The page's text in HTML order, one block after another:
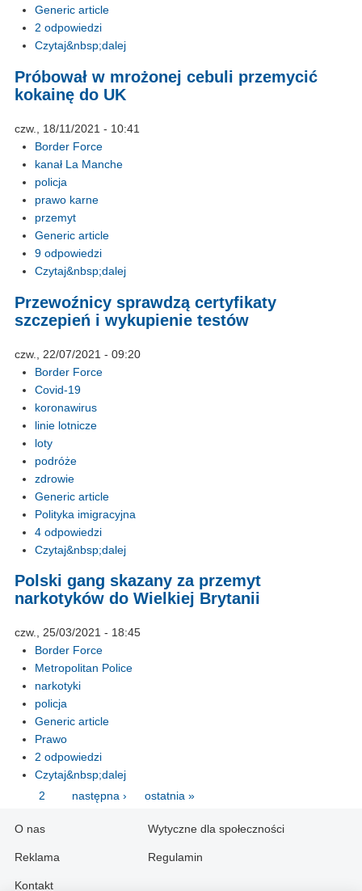
Generic article
2 odpowiedzi
Czytaj&nbsp;dalej
Próbował w mrożonej cebuli przemycić
kokainę do UK
czw., 18/11/2021 - 10:41
Border Force
kanał La Manche
policja
prawo karne
przemyt
Generic article
9 odpowiedzi
Czytaj&nbsp;dalej
Przewoźnicy sprawdzą certyfikaty
szczepień i wykupienie testów
czw., 22/07/2021 - 09:20
Border Force
Covid-19
koronawirus
linie lotnicze
loty
podróże
zdrowie
Generic article
Polityka imigracyjna
4 odpowiedzi
Czytaj&nbsp;dalej
Polski gang skazany za przemyt
narkotyków do Wielkiej Brytanii
czw., 25/03/2021 - 18:45
Border Force
Metropolitan Police
narkotyki
policja
Generic article
Prawo
2 odpowiedzi
Czytaj&nbsp;dalej
2 następna › ostatnia »
O nas
Reklama
Kontakt
Wytyczne dla społeczności
Regulamin